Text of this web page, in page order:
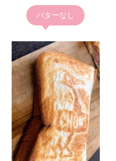
バターなし